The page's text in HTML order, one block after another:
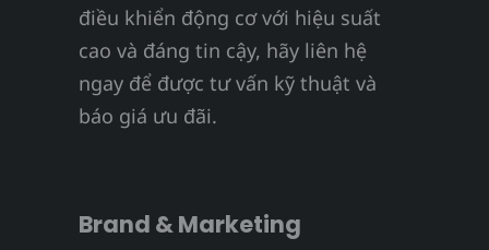
điều khiển động cơ với hiệu suất
cao và đáng tin cậy, hãy liên hệ
ngay để được tư vấn kỹ thuật và
báo giá ưu đãi.
Brand & Marketing